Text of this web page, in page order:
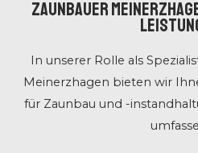
ZAUNBAUER
In unserer Rolle als
Meinerzhagen bieten wir
für Zaunbau und -